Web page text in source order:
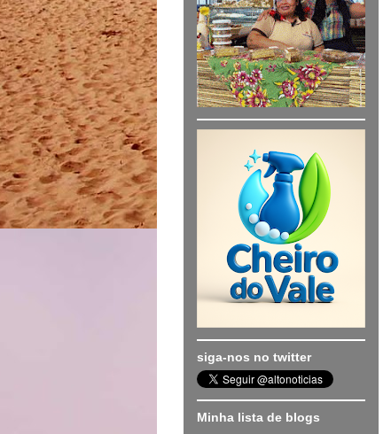
siga-nos no twitter
Minha lista de blogs